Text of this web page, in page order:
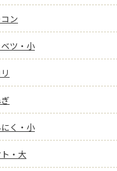
ン
ツ・小
く・小
ト・大